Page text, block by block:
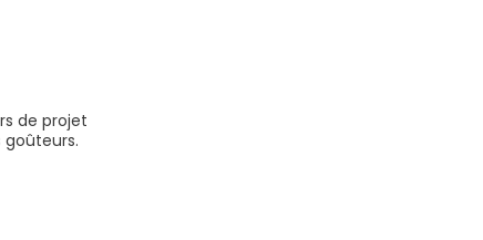
de projet
goûteurs.